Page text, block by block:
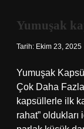
Yumuşak
Tarih: Ekim 23, 2025
Yumuşak
Çok Daha
kapsüllerle ilk
rahat”